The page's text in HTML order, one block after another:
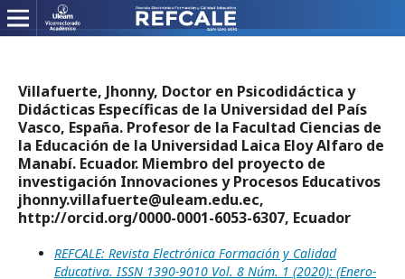
Villafuerte, Jhonny, Doctor en Psicodidáctica y
Didácticas Específicas de la Universidad del País
Vasco, España. Profesor de la Facultad Ciencias de
la Educación de la Universidad Laica Eloy Alfaro de
Manabí. Ecuador. Miembro del proyecto de
investigación Innovaciones y Procesos Educativos
jhonny.villafuerte@uleam.edu.ec,
http://orcid.org/0000-0001-6053-6307, Ecuador
REFCALE: Revista Electrónica Formación y Calidad
Educativa. ISSN 1390-9010 Vol. 8 Núm. 1 (2020): (Enero-